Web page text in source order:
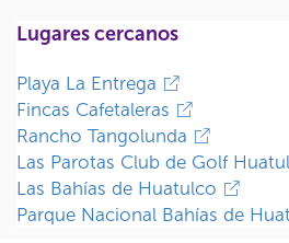
Lugares cercanos
Playa La Entrega
Fincas Cafetaleras
Rancho Tangolunda
Las Parotas Club de Golf
Las Bahías de Huatulco
Parque Nacional Bahías de